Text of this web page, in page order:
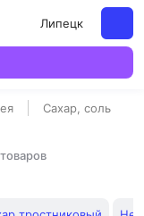
Липецк
Сахар, соль